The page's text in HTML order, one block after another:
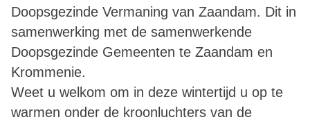
Doopsgezinde Vermaning van Zaandam. Dit in
samenwerking met de samenwerkende
Doopsgezinde Gemeenten te Zaandam en
Krommenie.
Weet u welkom om in deze wintertijd u op te
warmen onder de kroonluchters van de